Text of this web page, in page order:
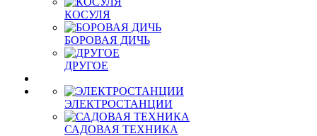
КОСУЛЯ
БОРОВАЯ ДИЧЬ
ДРУГОЕ
ЭЛЕКТРОСТАНЦИИ
САДОВАЯ ТЕХНИКА